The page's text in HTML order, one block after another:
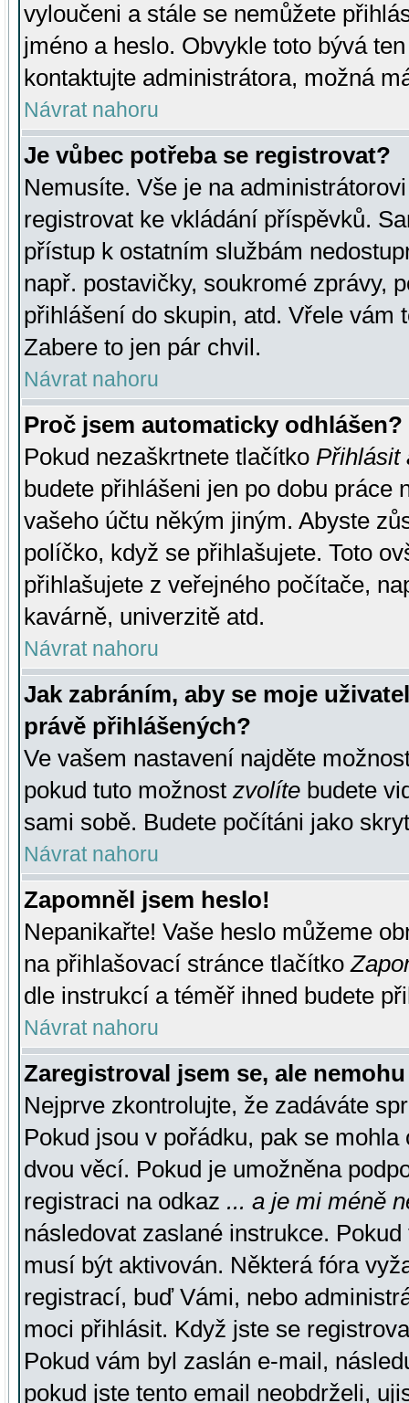
vyloučeni a stále se nemůžete
jméno a heslo. Obvykle toto bývá
kontaktujte administrátora, možná
Návrat nahoru
Je vůbec potřeba se registrovat?
Nemusíte. Vše je na
registrovat ke vkládání příspěvků.
přístup k ostatním službám
např. postavičky, soukromé zprávy,
přihlášení do skupin, atd. Vřele vám
Zabere to jen pár chvil.
Návrat nahoru
Proč jsem automaticky odhlášen?
Pokud nezaškrtnete tlačítko Přihlásit
budete přihlášeni jen po dobu práce
vašeho účtu někým jiným. Abyste
políčko, když se přihlašujete. Toto
přihlašujete z veřejného počítače,
kavárně, univerzitě atd.
Návrat nahoru
Jak zabráním, aby se moje
právě přihlášených?
Ve vašem nastavení najděte
pokud tuto možnost zvolíte budete
sami sobě. Budete počítáni jako
Návrat nahoru
Zapomněl jsem heslo!
Nepanikařte! Vaše heslo můžeme
na přihlašovací stránce tlačítko
dle instrukcí a téměř ihned budete
Návrat nahoru
Zaregistroval jsem se, ale
Nejprve zkontrolujte, že zadáváte
Pokud jsou v pořádku, pak se
dvou věcí. Pokud je umožněna
registraci na odkaz ... a je mi méně
následovat zaslané instrukce.
musí být aktivován. Některá fóra
registrací, buď Vámi, nebo
moci přihlásit. Když jste se
Pokud vám byl zaslán e-mail,
pokud jste tento email neobdrželi,